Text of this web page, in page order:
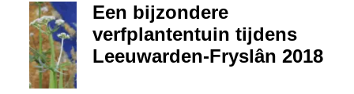
Een bijzondere
verfplantentuin tijdens
Leeuwarden-Fryslân 2018